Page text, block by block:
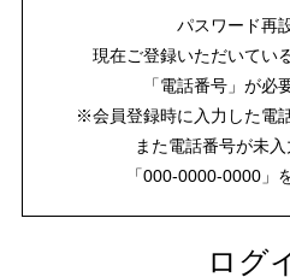
パスワード再
現在ご登録いただいてい
「電話番号」が必
※会員登録時に入力した電
また電話番号が未
「000-0000-0000」
ログ